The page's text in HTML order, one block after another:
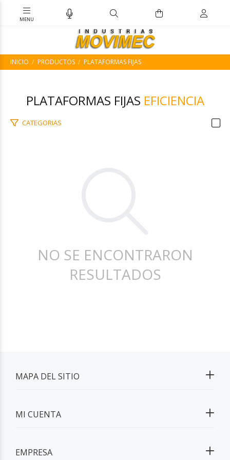
INICIO PRODUCTOS PLATAFORMAS FIJAS
PLATAFORMAS FIJAS EFICIENCIA
CATEGORIAS
NO SE ENCONTRARON
RESULTADOS
MAPA DEL SITIO
MI CUENTA
EMPRESA